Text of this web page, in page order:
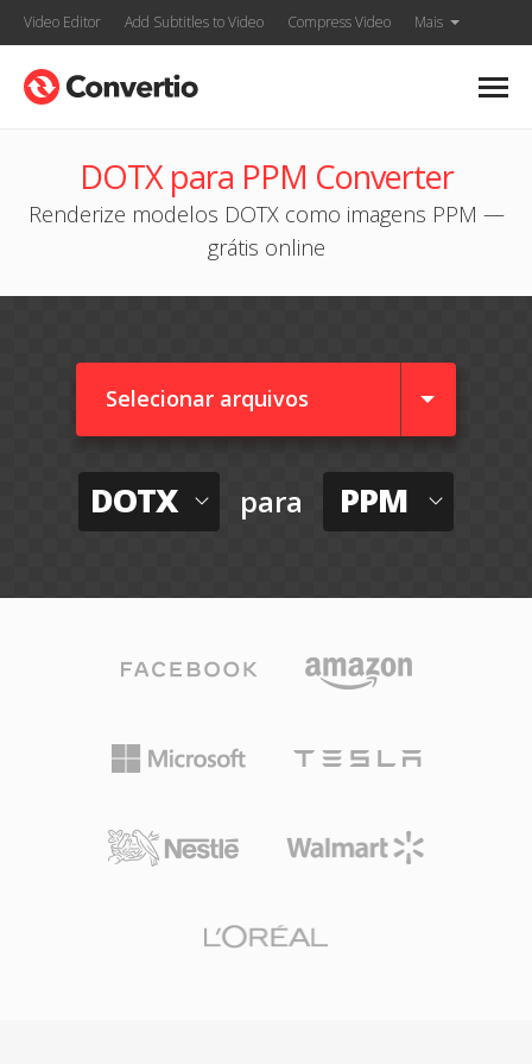
Video Editor Add Subtitles to Video Compress Video Mais
DOTX para PPM Converter
Renderize modelos DOTX como imagens PPM —
grátis online
Selecionar arquivos
DOTX para PPM